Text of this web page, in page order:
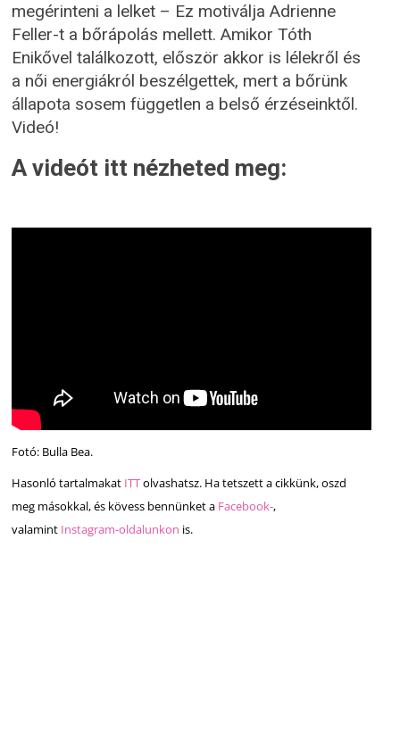
megérinteni a lelket – Ez motiváljaAdrienne
Feller-t a bőrápolás mellett. Amikor Tóth
Enikővel találkozott, először akkor is lélekről és
a női energiákról beszélgettek, mert a bőrünk
állapota sosem független a belső érzéseinktől.
Videó!
A videót itt nézheted meg:
Fotó: Bulla Bea.
Hasonló tartalmakat ITTolvashatsz. Ha tetszett a cikkünk, oszd
meg másokkal, és kövess bennünket a Facebook-,
valamint Instagram-oldalunkon is.